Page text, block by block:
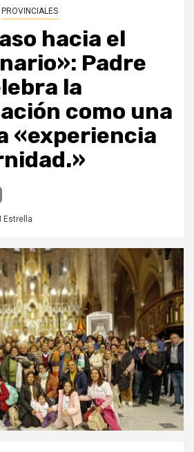
PROVINCIALES
hacia el
Padre
la
como una
«experiencia
Estrella